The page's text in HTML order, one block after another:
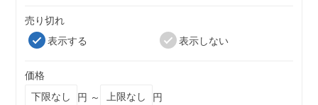
売り切れ
表示する
表示しない
価格
円 ～
円